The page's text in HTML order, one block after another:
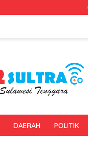
Gerakan Irigasi Bersih
DAERAH POLITIK